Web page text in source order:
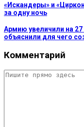
«Искандеры» и
за одну ночь
Армию увеличили на
объяснили для чего
Комментарий